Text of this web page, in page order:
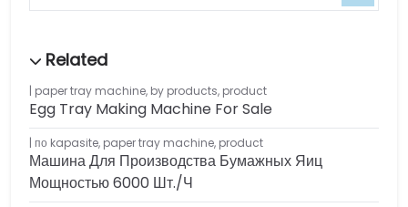
paper tray machine, by products, product
Egg Tray Making Machine For Sale
по kapasite, paper tray machine, product
Машина Для Производства Бумажных Яиц
Мощностью 6000 Шт./ч